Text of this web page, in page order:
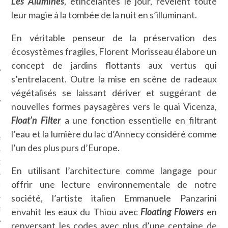
SUIVEZ-NOUS
CARAVELLE
CARAVELLE
PODCAST
leur magie à la tombée de la nuit en s’illuminant.
En véritable penseur de la préservation des
écosystèmes fragiles, Florent Morisseau élabore un
concept de jardins flottants aux vertus qui
s’entrelacent. Outre la mise en scène de radeaux
végétalisés se laissant dériver et suggérant de
nouvelles formes paysagères vers le quai Vicenza,
Float’n Filter a une fonction essentielle en filtrant
l’eau et la lumière du lac d’Annecy considéré comme
l’un des plus purs d’Europe.
En utilisant l’architecture comme langage pour
offrir une lecture environnementale de notre
société, l’artiste italien Emmanuele Panzarini
envahit les eaux du Thiou avecFloating Flowers en
renversant les codes avec plus d’une centaine de